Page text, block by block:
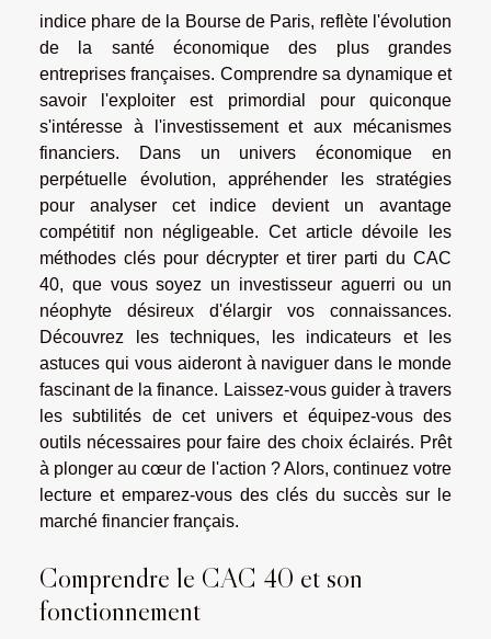
indice phare de la Bourse de Paris, reflète l'évolution
de la santé économique des plus grandes
entreprises françaises. Comprendre sa dynamique et
savoir l'exploiter est primordial pour quiconque
s'intéresse à l'investissement et aux mécanismes
financiers. Dans un univers économique en
perpétuelle évolution, appréhender les stratégies
pour analyser cet indice devient un avantage
compétitif non négligeable. Cet article dévoile les
méthodes clés pour décrypter et tirer parti du CAC
40, que vous soyez un investisseur aguerri ou un
néophyte désireux d'élargir vos connaissances.
Découvrez les techniques, les indicateurs et les
astuces qui vous aideront à naviguer dans le monde
fascinant de la finance. Laissez-vous guider à travers
les subtilités de cet univers et équipez-vous des
outils nécessaires pour faire des choix éclairés. Prêt
à plonger au cœur de l'action ? Alors, continuez votre
lecture et emparez-vous des clés du succès sur le
marché financier français.
Comprendre le CAC 40 et son
fonctionnement